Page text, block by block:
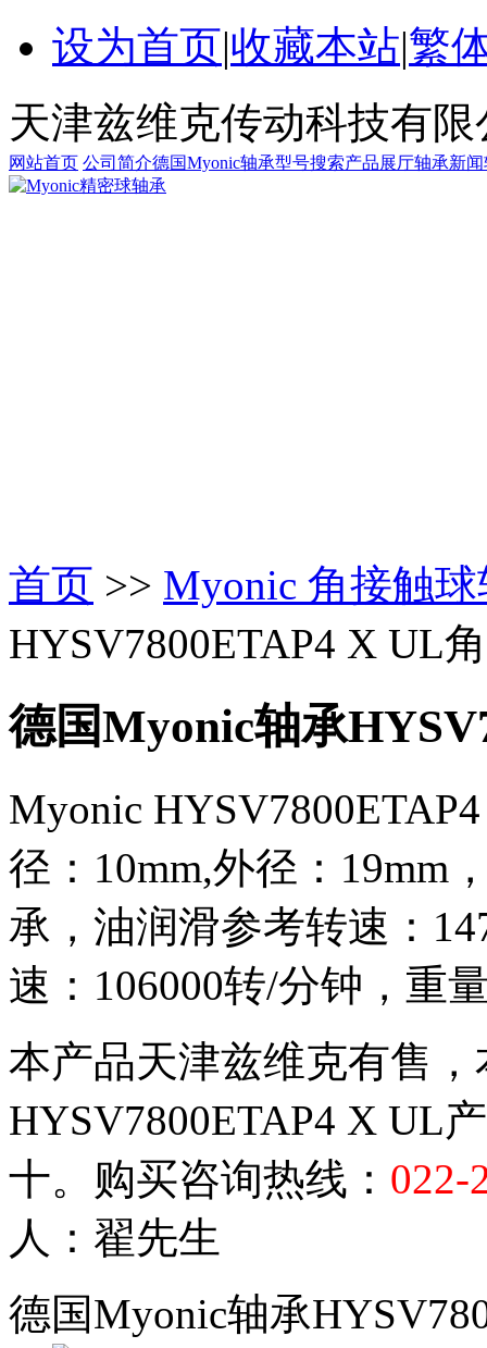
设为首页|收藏本站|繁
天津兹维克传动科技有限
网站首页 公司简介德国Myonic轴承型号搜索产品展厅轴承新闻
首页 >> Myonic 角接触
HYSV7800ETAP4 X UL
德国Myonic轴承
Myonic
径：10mm,外径：19mm
承，油润滑参考转速：
速：106000转/分钟，重
本产品天津兹维克有售
HYSV7800ETAP4 X UL
十。购买咨询热线： 022-
人：翟先生
德国Myonic轴承